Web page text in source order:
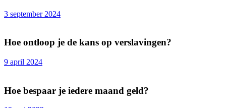
3 september 2024
Hoe ontloop je de kans op verslavingen?
9 april 2024
Hoe bespaar je iedere maand geld?